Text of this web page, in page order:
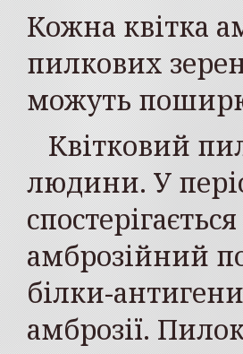
Кожна квітка
пилкових
можуть
Квітковий
людини. У
амброзійний
білки-
амброзії.